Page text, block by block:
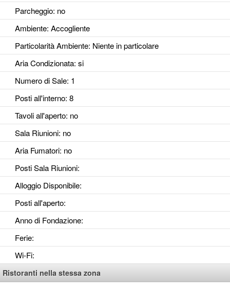
Parcheggio: no
Ambiente: Accogliente
Particolarità Ambiente: Niente in particolare
Aria Condizionata: si
Numero di Sale: 1
Posti all'interno: 8
Tavoli all'aperto: no
Sala Riunioni: no
Aria Fumatori: no
Posti Sala Riunioni:
Alloggio Disponibile:
Posti all'aperto:
Anno di Fondazione:
Ferie:
Wi-Fi:
Ristoranti nella stessa zona